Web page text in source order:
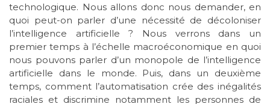
technologique. Nous allons donc nous demander, en
quoi peut-on parler d’une nécessité de décoloniser
l’intelligence artificielle ? Nous verrons dans un
premier temps à l’échelle macroéconomique en quoi
nous pouvons parler d’un monopole de l’intelligence
artificielle dans le monde. Puis, dans un deuxième
temps, comment l’automatisation crée des inégalités
raciales et discrimine notamment les personnes de